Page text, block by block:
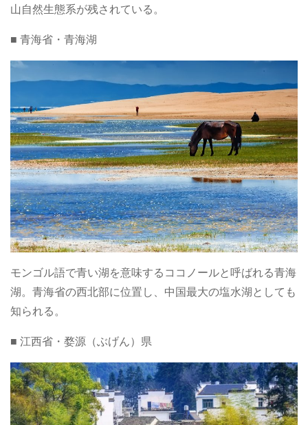
山自然生態系が残されている。
■ 青海省・青海湖
モンゴル語で青い湖を意味するココノールと呼ばれる青海
湖。青海省の西北部に位置し、中国最大の塩水湖としても
知られる。
■ 江西省・婺源（ぶげん）県